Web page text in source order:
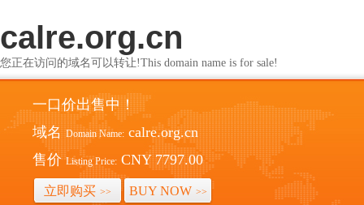
calre.org.cn
您正在访问的域名可以转让!This domain name is for sale!
一口价出售中！
域名 Domain Name: calre.org.cn
售价 Listing Price: CNY 7797.00
立即购买 >> BUY NOW >>